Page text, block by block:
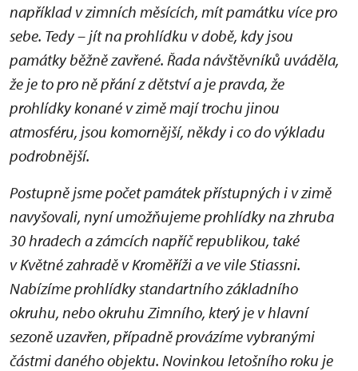
například v zimních měsících, mít památku více pro
sebe. Tedy – jít na prohlídku v době, kdy jsou
památky běžně zavřené. Řada návštěvníků uváděla,
že je to pro ně přání z dětství a je pravda, že
prohlídky konané v zimě mají trochu jinou
atmosféru, jsou komornější, někdy i co do výkladu
podrobnější.
Postupně jsme počet památek přístupných i v zimě
navyšovali, nyní umožňujeme prohlídky na zhruba
30 hradech a zámcích napříč republikou, také
v Květné zahradě v Kroměříži a ve vile Stiassni.
Nabízíme prohlídky standartního základního
okruhu, nebo okruhu Zimního, který je v hlavní
sezoně uzavřen, případně provázíme vybranými
částmi daného objektu. Novinkou letošního roku je